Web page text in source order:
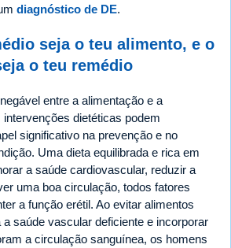
diagnóstico de DE.
seja o teu alimento, e o
o teu remédio
entre a alimentação e a
dietéticas podem
significativo na prevenção e no
Uma dieta equilibrada e rica em
a saúde cardiovascular, reduzir a
uma boa circulação, todos fatores
a função erétil. Ao evitar alimentos
saúde vascular deficiente e incorporar
a circulação sanguínea, os homens